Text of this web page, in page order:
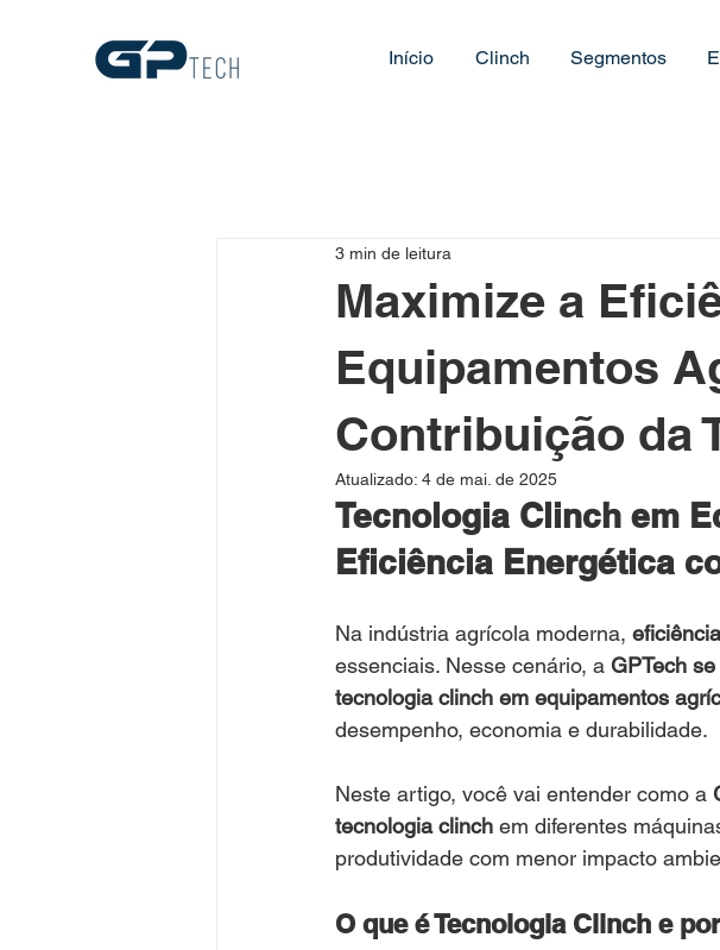
Início Clinch Segmentos
Maximize a
Equipamentos
Contribuição da
3 min de leitura
Atualizado: 4 de mai. de 2025
Tecnologia Clinch em
Eficiência Energética
Na indústria agrícola moderna,
essenciais. Nesse cenário, a GPTech
tecnologia clinch em equipamentos
desempenho, economia e durabilidade.
Neste artigo, você vai entender como a
tecnologia clinch em diferentes
produtividade com menor impacto
O que é Tecnologia Clinch e